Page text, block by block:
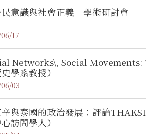
民意識與社會正義」學術研討會
17
Networks\, Social
學系教授）
03
與泰國的政治發展：評論
訪問學人）